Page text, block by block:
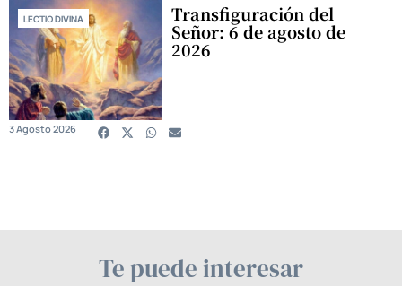
LECTIO DIVINA Transfiguración del
Señor: 6 de agosto de
2026
3 Agosto 2026
Te puede interesar